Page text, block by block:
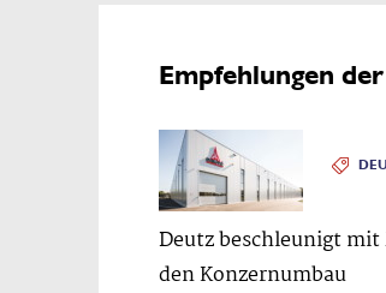
Empfehlungen
Deutz beschleunigt
den Konzernumbau